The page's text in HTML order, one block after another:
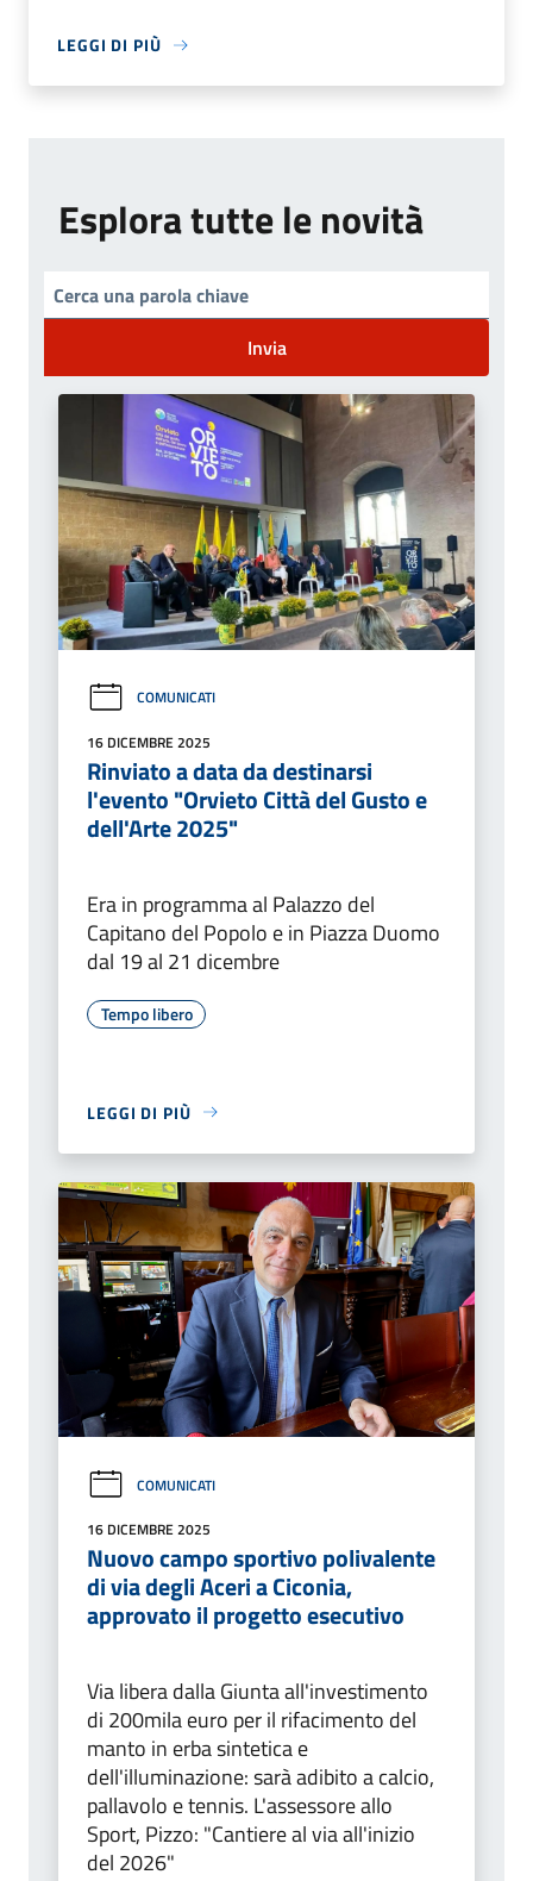
LEGGI DI PIÙ
Esplora tutte le novità
Invia
COMUNICATI
16 DICEMBRE 2025
Rinviato a data da destinarsi
l'evento "Orvieto Città del Gusto e
dell'Arte 2025"
Era in programma al Palazzo del
Capitano del Popolo e in Piazza Duomo
dal 19 al 21 dicembre
Tempo libero
LEGGI DI PIÙ
COMUNICATI
16 DICEMBRE 2025
Nuovo campo sportivo polivalente
di via degli Aceri a Ciconia,
approvato il progetto esecutivo
Via libera dalla Giunta all'investimento
di 200mila euro per il rifacimento del
manto in erba sintetica e
dell'illuminazione: sarà adibito a calcio,
pallavolo e tennis. L'assessore allo
Sport, Pizzo: "Cantiere al via all'inizio
del 2026"